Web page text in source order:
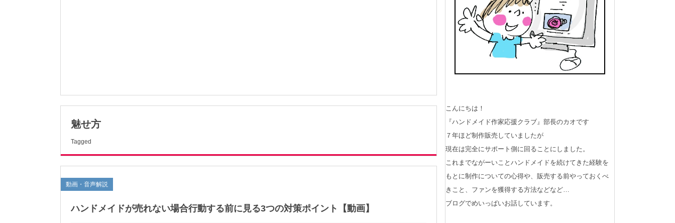
魅せ方
Tagged
動画・音声解説
ハンドメイドが売れない場合行動する前に見る3つの対策ポイント【動画】
こんにちは！
『ハンドメイド作家応援クラブ』部長のカオです
７年ほど制作販売していましたが
現在は完全にサポート側に回ることにしました。
これまでながーいことハンドメイドを続けてきた経験を
もとに制作についての心得や、販売する前やっておくべ
きこと、ファンを獲得する方法などなど…
ブログでめいっぱいお話しています。